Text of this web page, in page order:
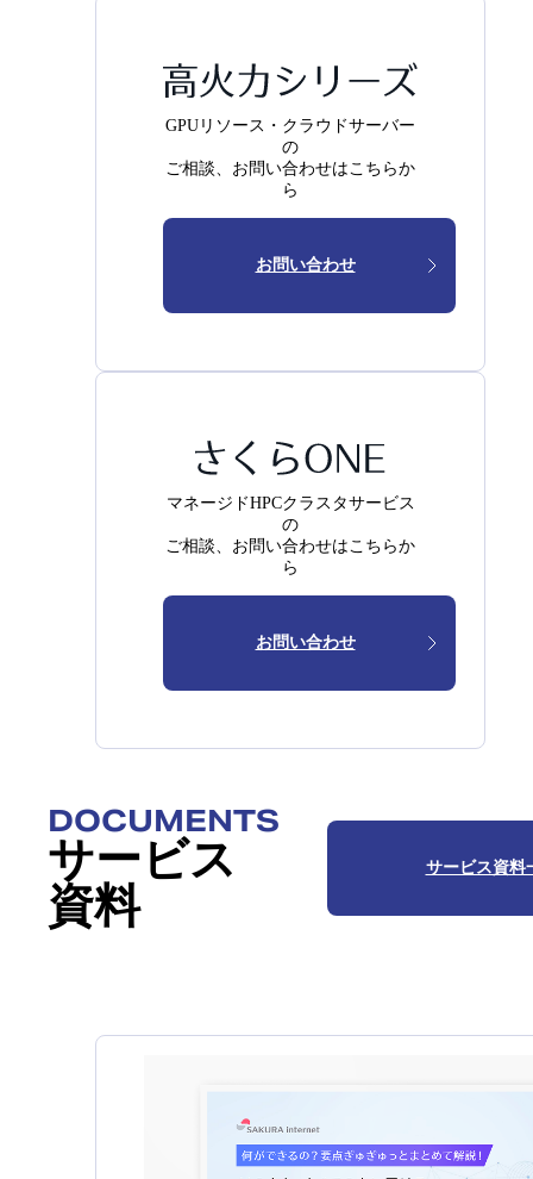
GPUリソース・クラウドサーバー
の
ご相談、お問い合わせはこちらか
ら
お問い合わせ
マネージドHPCクラスタサービス
の
ご相談、お問い合わせはこちらか
ら
お問い合わせ
DOCUMENTS
サービス
資料
サービス資料